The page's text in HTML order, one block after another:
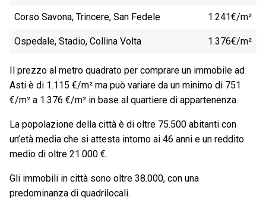
Corso Savona, Trincere, San Fedele 1.241€/m²
Ospedale, Stadio, Collina Volta 1.376€/m²
Il prezzo al metro quadrato per comprare un immobile ad
Asti è di 1.115 €/m² ma può variare da un minimo di 751
€/m² a 1.376 €/m² in base al quartiere di appartenenza.
La popolazione della città è di oltre 75.500 abitanti con
un’età media che si attesta intorno ai 46 anni e un reddito
medio di oltre 21.000 €.
Gli immobili in città sono oltre 38.000, con una
predominanza di quadrilocali.